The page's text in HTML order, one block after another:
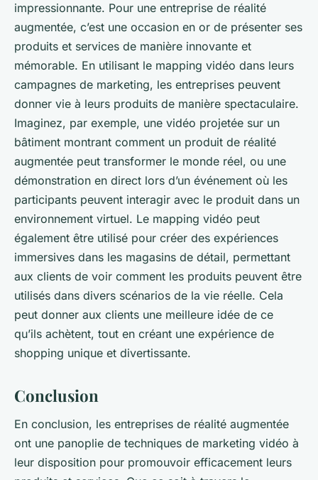
impressionnante. Pour une entreprise de réalité
augmentée, c’est une occasion en or de présenter ses
produits et services de manière innovante et
mémorable. En utilisant le mapping vidéo dans leurs
campagnes de marketing, les entreprises peuvent
donner vie à leurs produits de manière spectaculaire.
Imaginez, par exemple, une vidéo projetée sur un
bâtiment montrant comment un produit de réalité
augmentée peut transformer le monde réel, ou une
démonstration en direct lors d’un événement où les
participants peuvent interagir avec le produit dans un
environnement virtuel. Le mapping vidéo peut
également être utilisé pour créer des expériences
immersives dans les magasins de détail, permettant
aux clients de voir comment les produits peuvent être
utilisés dans divers scénarios de la vie réelle. Cela
peut donner aux clients une meilleure idée de ce
qu’ils achètent, tout en créant une expérience de
shopping unique et divertissante.
Conclusion
En conclusion, les entreprises de réalité augmentée
ont une panoplie de techniques de marketing vidéo à
leur disposition pour promouvoir efficacement leurs